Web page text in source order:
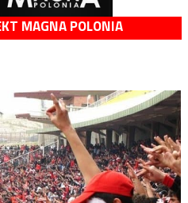
MAGNA POLONIA